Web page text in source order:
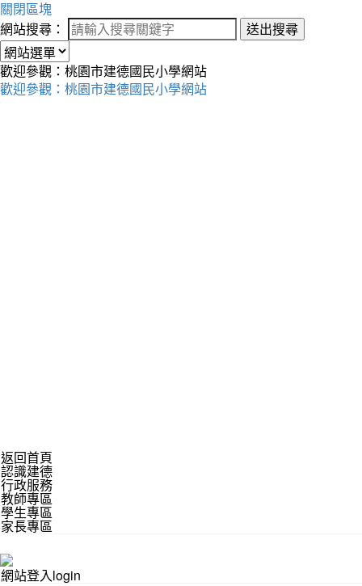
關閉區塊
網站搜尋：
送出搜尋
歡迎參觀：桃園市建德國民小學網站
歡迎參觀：桃園市建德國民小學網站
返回首頁
認識建德
行政服務
教師專區
學生專區
家長專區
網站登入login